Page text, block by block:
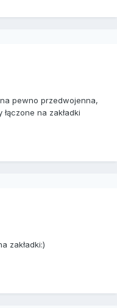
pewno przedwojenna,
na zakładki
zakładki:)